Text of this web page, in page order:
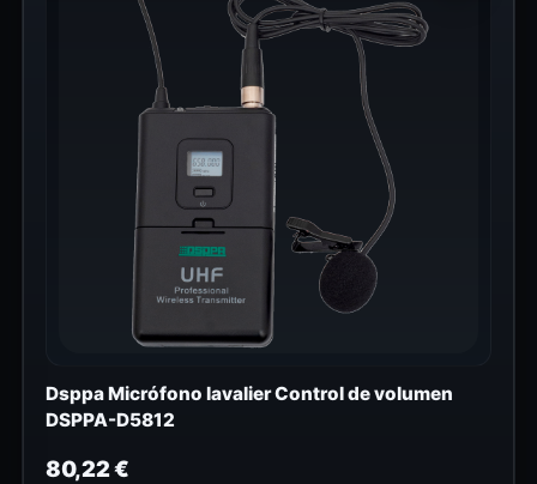
Dsppa Micrófono lavalier Control de volumen
DSPPA-D5812
80,22€